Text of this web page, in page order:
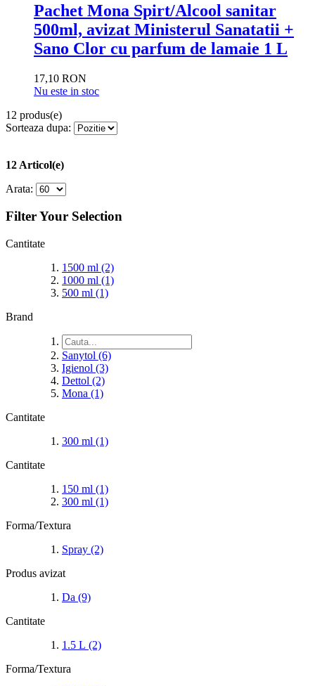
Pachet Mona Spirt/Alcool sanitar
500ml, avizat Ministerul Sanatatii +
Sano Clor cu parfum de lamaie 1 L
17,10 RON
Nu este in stoc
12 produs(e)
Sorteaza dupa:
12 Articol(e)
Arata:
Filter Your Selection
Cantitate
1500 ml (2)
1000 ml (1)
500 ml (1)
Brand
Sanytol (6)
Igienol (3)
Dettol (2)
Mona (1)
Cantitate
300 ml (1)
Cantitate
150 ml (1)
300 ml (1)
Forma/Textura
Spray (2)
Produs avizat
Da (9)
Cantitate
1.5 L (2)
Forma/Textura